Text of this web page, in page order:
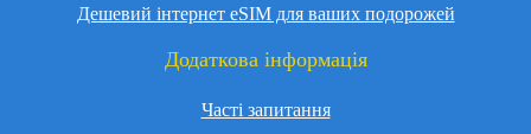
Дешевий інтернет eSIM для ваших подорожей
Додаткова інформація
Часті запитання